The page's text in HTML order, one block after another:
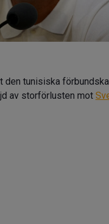
den tunisiska
av storförlusten mot